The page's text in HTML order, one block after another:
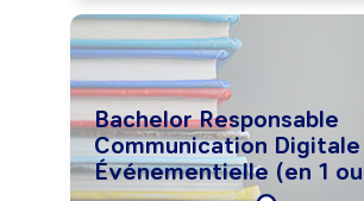
Bachelor Responsable
Communication Digitale
Événementielle (en 1